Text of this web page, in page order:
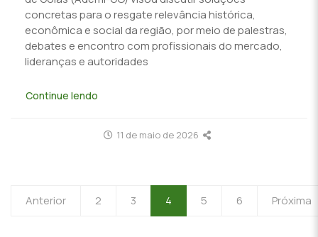
concretas para o resgate relevância histórica,
econômica e social da região, por meio de palestras,
debates e encontro com profissionais do mercado,
lideranças e autoridades
Continue lendo
11 de maio de 2026
Anterior 2 3 4 5 6 Próxima